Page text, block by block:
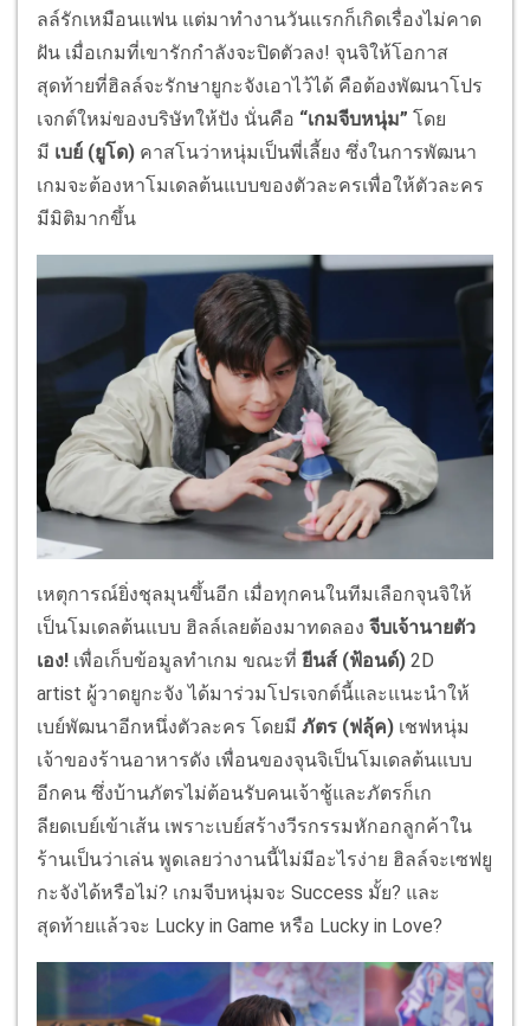
ลล์รักเหมือนแฟน แต่มาทำงานวันแรกก็เกิดเรื่องไม่คาด
ฝัน เมื่อเกมที่เขารักกำลังจะปิดตัวลง! จุนจิให้โอกาส
สุดท้ายที่ฮิลล์จะรักษายูกะจังเอาไว้ได้ คือต้องพัฒนาโปร
เจกต์ใหม่ของบริษัทให้ปัง นั่นคือ “เกมจีบหนุ่ม” โดย
มี เบย์ (ยูโด) คาสโนว่าหนุ่มเป็นพี่เลี้ยง ซึ่งในการพัฒนา
เกมจะต้องหาโมเดลต้นแบบของตัวละครเพื่อให้ตัวละคร
มีมิติมากขึ้น
เหตุการณ์ยิ่งชุลมุนขึ้นอีก เมื่อทุกคนในทีมเลือกจุนจิให้
เป็นโมเดลต้นแบบ ฮิลล์เลยต้องมาทดลอง จีบเจ้านายตัว
เอง! เพื่อเก็บข้อมูลทำเกม ขณะที่ ยีนส์ (ฟ้อนด์) 2 D
artist ผู้วาดยูกะจัง ได้มาร่วมโปรเจกต์นี้และแนะนำให้
เบย์พัฒนาอีกหนึ่งตัวละคร โดยมี ภัตร (ฟลุ้ค) เชฟหนุ่ม
เจ้าของร้านอาหารดัง เพื่อนของจุนจิเป็นโมเดลต้นแบบ
อีกคน ซึ่งบ้านภัตรไม่ต้อนรับคนเจ้าชู้และภัตรก็เก
ลียดเบย์เข้าเส้น เพราะเบย์สร้างวีรกรรมหักอกลูกค้าใน
ร้านเป็นว่าเล่น พูดเลยว่างานนี้ไม่มีอะไรง่าย ฮิลล์จะเซฟยู
กะจังได้หรือไม่? เกมจีบหนุ่มจะ Success มั้ย? และ
สุดท้ายแล้วจะ Lucky in Game หรือ Lucky in Love?